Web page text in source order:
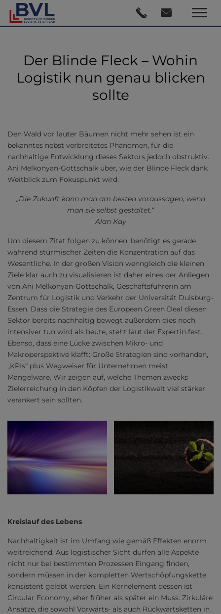
Der Blinde Fleck – Wohin
Logistik nun genau blicken
sollte
Den Wald vor lauter Bäumen nicht mehr sehen ist ein
bekanntes nebst verbreitetes Phänomen, für die
nachhaltige Entwicklung dieses Sektors jedoch obstruktiv.
Ani Melkonyan-Gottschalk über, wie der Blinde Fleck dank
Weitblick zum Fokuspunkt wird.
„Die Zukunft kann man am besten voraussagen, wenn
man sie selbst gestaltet.“
Alan Kay
Um diesem Zitat folgen zu können, benötigt es gerade
während stürmischer Zeiten die Konzentration auf das
Wesentliche. In der großen Vision wenngleich die kleinen
Ziele klar auch zu visualisieren ist daher eines der Anliegen
von Ani Melkonyan-Gottschalk, Geschäftsführerin am
Zentrum für Logistik und Verkehr der Universität Duisburg-
Essen. Dass die Strategie des European Green Deal diesen
Sektor bereits nachhaltig bewegt außerdem dies noch
intensiver tun wird als heute, steht laut der Expertin fest.
Ebenso, dass eine Lücke zwischen Mikro- und
Makroperspektive klafft: Große Strategien sind vorhanden,
„KPIs“ plus Wegweiser für Unternehmen meist
Mangelware. Wir zeigen auf, welche Themen zwecks
Zielerreichung in den Köpfen der Logistikwelt viel stärker
verankert sein sollten.
Kreislauf des Lebens
Nachhaltigkeit ist im Umfang wie gemäß Effekten enorm
weitreichend. Aus logistischer Sicht dürfen alle Aspekte
nicht nur bei bestimmten Prozessen Eingang finden,
sondern müssen in der kompletten Wertschöpfungskette
konsistent gelebt werden. Ein Kernelement dessen ist
Circular Economy, eher früher als später ein Muss. Zirkuläre
Ansätze, die sowohl Vorwärts- als auch Rückwärtsketten in